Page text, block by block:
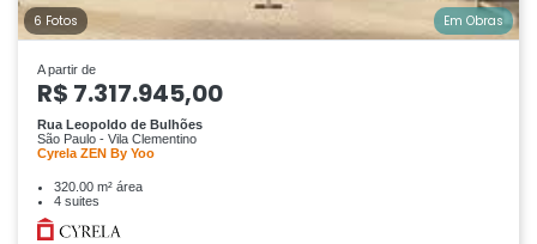
6 Fotos Em Obras
A partir de
R$ 7.317.945,00
Rua Leopoldo de Bulhões
São Paulo - Vila Clementino
Cyrela ZEN By Yoo
320.00 m² área
4 suites